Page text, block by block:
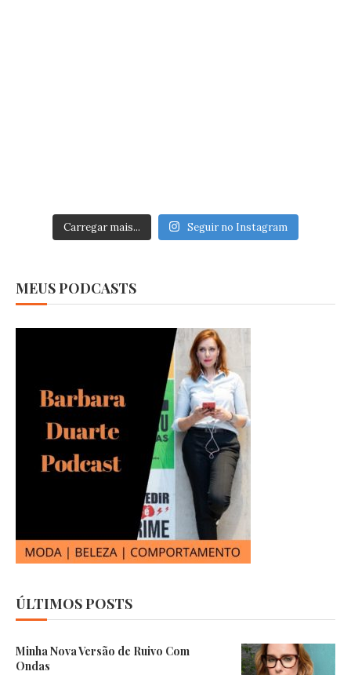
Carregar mais... Seguir no Instagram
MEUS PODCASTS
ÚLTIMOS POSTS
Minha Nova Versão de Ruivo Com
Ondas